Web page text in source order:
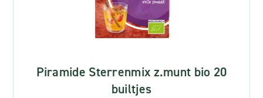
Piramide Sterrenmix z.munt bio 20
builtjes